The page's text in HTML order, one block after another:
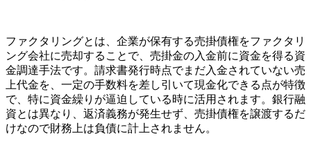
ファクタリングとは、企業が保有する売掛債権をファクタリ
ング会社に売却することで、売掛金の入金前に資金を得る資
金調達手法です。請求書発行時点でまだ入金されていない売
上代金を、一定の手数料を差し引いて現金化できる点が特徴
で、特に資金繰りが逼迫している時に活用されます。銀行融
資とは異なり、返済義務が発生せず、売掛債権を譲渡するだ
けなので財務上は負債に計上されません。